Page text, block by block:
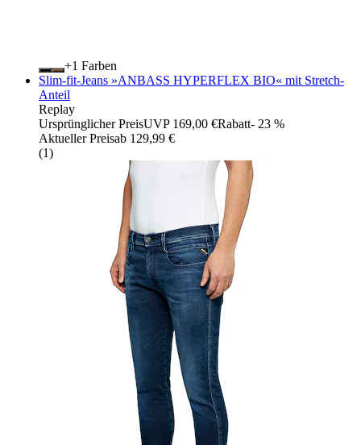
+
Farben
Slim-fit-Jeans »ANBASS HYPERFLEX BIO« mit Stretch-
Anteil
Replay
Ursprünglicher PreisUVP 169,00 €Rabatt- 23 %
Aktueller Preisab 129,99 €
(1)